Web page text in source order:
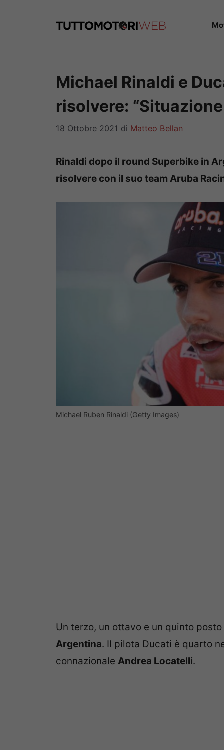
Michael Rinaldi e
risolvere:
18 Ottobre 2021 di Matteo Bellan
Rinaldi dopo il round Superbike in
risolvere con il suo team Aruba
Michael Ruben Rinaldi (Getty Images)
Un terzo, un ottavo e un quinto
Argentina. Il pilota Ducati è quarto
connazionale Andrea Locatelli.